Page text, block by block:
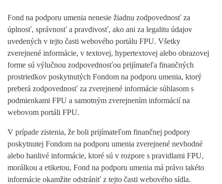
Fond na podporu umenia nenesie žiadnu zodpovednosť za
úplnosť, správnosť a pravdivosť, ako ani za legalitu údajov
uvedených v tejto časti webového portálu FPU. Všetky
zverejnené informácie, v textovej, hypertextovej alebo obrazovej
forme sú výlučnou zodpovednosťou prijímateľa finančných
prostriedkov poskytnutých Fondom na podporu umenia, ktorý
preberá zodpovednosť za zverejnené informácie súhlasom s
podmienkami FPU a samotným zverejnením informácií na
webovom portáli FPU.
V prípade zistenia, že boli prijímateľom finančnej podpory
poskytnutej Fondom na podporu umenia zverejnené nevhodné
alebo hanlivé informácie, ktoré sú v rozpore s pravidlami FPU,
morálkou a etiketou, Fond na podporu umenia má právo takéto
informácie okamžite odstrániť z tejto časti webového sídla.